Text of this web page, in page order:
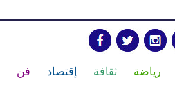
رياضة ثقافة إقتصاد فن